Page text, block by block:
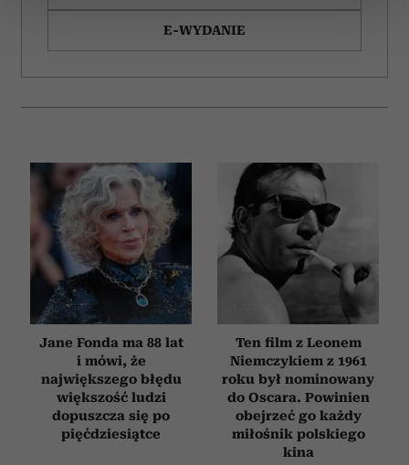
zmienić lub wycofać swoją zgodę w dowolnej chwili.
analizować ruch w naszej witrynie. Informacje o tym, jak
Partnerzy mogą połączyć te informacje z innymi danymi
otrzymanymi od Ciebie lub uzyskanymi podczas
korzystania z ich usług.
E-WYDANIE
Jane Fonda ma 88 lat
i mówi, że
największego błędu
większość ludzi
dopuszcza się po
pięćdziesiątce
Ten film z Leonem
Niemczykiem z 1961
roku był nominowany
do Oscara. Powinien
obejrzeć go każdy
miłośnik polskiego
kina